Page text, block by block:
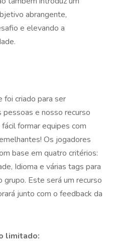
abrangente,
e elevando a
foi criado para ser
e nosso recurso
formar equipes com
Os jogadores
base em quatro critérios:
Idioma e várias tags para
Este será um recurso
junto com o feedback da
limitado: